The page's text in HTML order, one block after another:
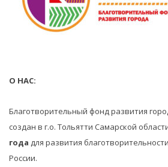
О НАС:
Благотворительный фонд развития
создан в г.о. Тольятти Самарской
года для развития
России.